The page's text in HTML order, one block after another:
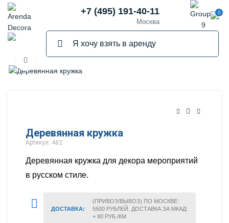
+7 (495) 191-40-11
Москва
0
Деревянная кружка
Артикул: 482
Деревянная кружка для декора мероприятий
в русском стиле.
ДОСТАВКА:
(ПРИВОЗ/ВЫВОЗ) ПО МОСКВЕ:
5500 РУБЛЕЙ. ДОСТАВКА ЗА МКАД:
+ 90 РУБ./КМ